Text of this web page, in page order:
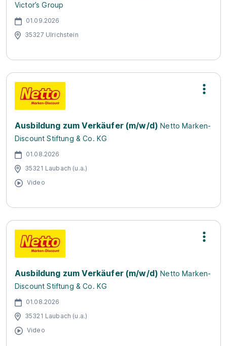
Victor’s Group
01.09.2026
35327 Ulrichstein
Ausbildung zum Verkäufer (m/w/d) Netto Marken-
Discount Stiftung & Co. KG
01.08.2026
35321 Laubach (u.a.)
Video
Ausbildung zum Verkäufer (m/w/d) Netto Marken-
Discount Stiftung & Co. KG
01.08.2026
35321 Laubach (u.a.)
Video